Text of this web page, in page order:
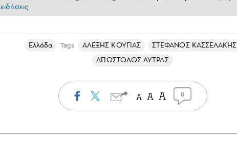
ειδήσεις
Ελλάδα Tags ΑΛΕΞΗΣ ΚΟΥΓΙΑΣ
ΣΤΕΦΑΝΟΣ ΚΑΣΣΕΛΑΚΗΣ
ΑΠΟΣΤΟΛΟΣ ΛΥΤΡΑΣ
0